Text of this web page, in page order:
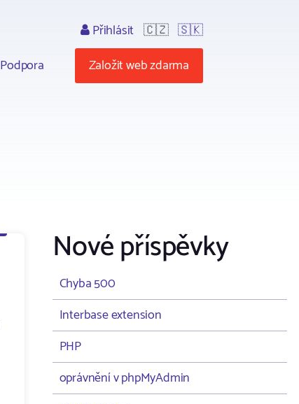
Podpora
Přihlásit 🇨🇿 🇸🇰
Založit web zdarma
Nové příspěvky
Chyba 500
Interbase extension
PHP
oprávnění v phpMyAdmin